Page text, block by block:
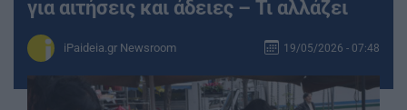
για αιτήσεις και άδειες – Τι αλλάζει
iPaideia.gr Newsroom 19/05/2026 - 07:48